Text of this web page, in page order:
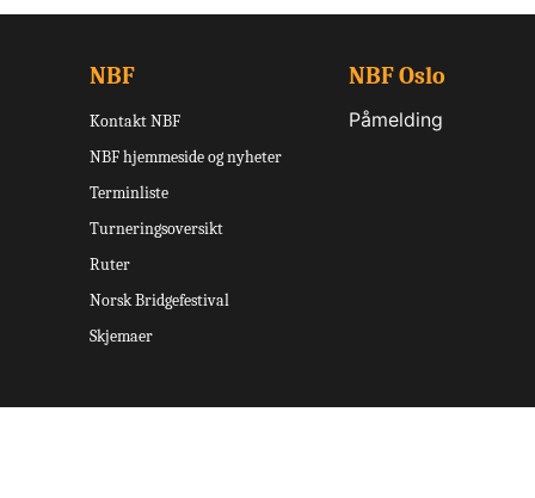
NBF
Kontakt NBF
NBF hjemmeside og nyheter
Terminliste
Turneringsoversikt
Ruter
Norsk Bridgefestival
Skjemaer
NBF Oslo
Påmelding